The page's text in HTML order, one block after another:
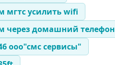
мгтс усилить wifi
через домашний телефон
ооо"смс сервисы"